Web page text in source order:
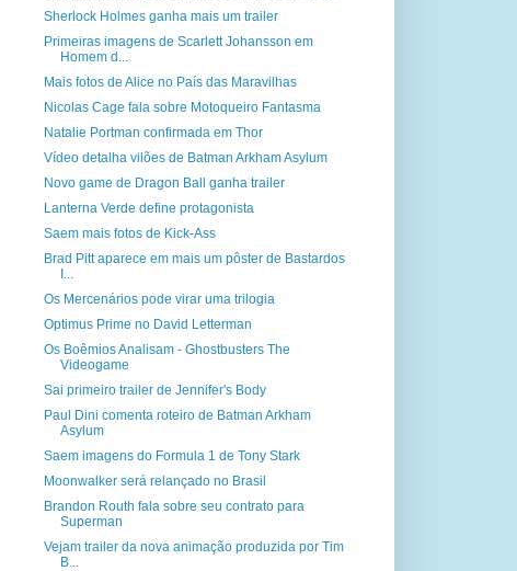
Sherlock Holmes ganha mais um trailer
Primeiras imagens de Scarlett Johansson em
Homem d...
Mais fotos de Alice no País das Maravilhas
Nicolas Cage fala sobre Motoqueiro Fantasma
Natalie Portman confirmada em Thor
Vídeo detalha vilões de Batman Arkham Asylum
Novo game de Dragon Ball ganha trailer
Lanterna Verde define protagonista
Saem mais fotos de Kick-Ass
Brad Pitt aparece em mais um pôster de Bastardos
I...
Os Mercenários pode virar uma trilogia
Optimus Prime no David Letterman
Os Boêmios Analisam - Ghostbusters The
Videogame
Sai primeiro trailer de Jennifer's Body
Paul Dini comenta roteiro de Batman Arkham
Asylum
Saem imagens do Formula 1 de Tony Stark
Moonwalker será relançado no Brasil
Brandon Routh fala sobre seu contrato para
Superman
Vejam trailer da nova animação produzida por Tim
B...